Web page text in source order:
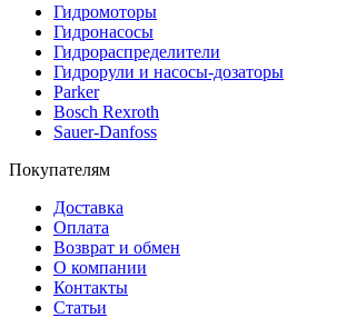
Гидромоторы
Гидронасосы
Гидрораспределители
Гидрорули и насосы-дозаторы
Parker
Bosch Rexroth
Sauer-Danfoss
Покупателям
Доставка
Оплата
Возврат и обмен
О компании
Контакты
Статьи